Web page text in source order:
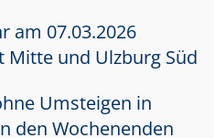
am 07.03.2026
und Ulzburg Süd
Umsteigen in
den Wochenenden